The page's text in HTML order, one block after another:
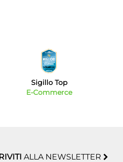
Sigillo Top
E-Commerce
ALLA NEWSLETTER